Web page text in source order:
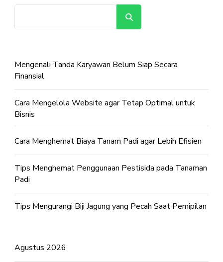
Mengenali Tanda Karyawan Belum Siap Secara
Finansial
Cara Mengelola Website agar Tetap Optimal untuk
Bisnis
Cara Menghemat Biaya Tanam Padi agar Lebih Efisien
Tips Menghemat Penggunaan Pestisida pada Tanaman
Padi
Tips Mengurangi Biji Jagung yang Pecah Saat Pemipilan
Agustus 2026